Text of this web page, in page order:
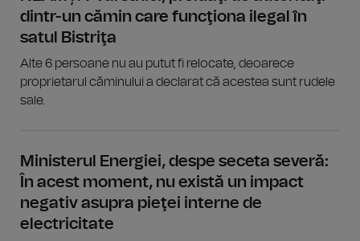
dintr-un cămin care funcţiona ilegal în
satul Bistriţa
Alte 6 persoane nu au putut fi relocate, deoarece
proprietarul căminului a declarat că acestea sunt rudele
sale.
Ministerul Energiei, despe seceta severă:
În acest moment, nu există un impact
negativ asupra pieţei interne de
electricitate